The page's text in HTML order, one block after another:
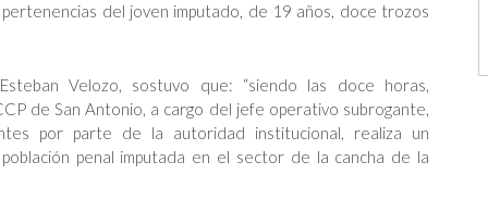
del joven imputado, de 19 años, doce trozos
Velozo, sostuvo que: “siendo las doce horas,
de San Antonio, a cargo del jefe operativo subrogante,
por parte de la autoridad institucional, realiza un
penal imputada en el sector de la cancha de la